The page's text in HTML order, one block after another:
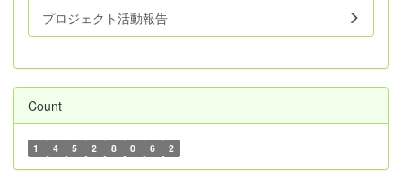
プロジェクト活動報告
Count
1 4 5 2 8 0 6 2